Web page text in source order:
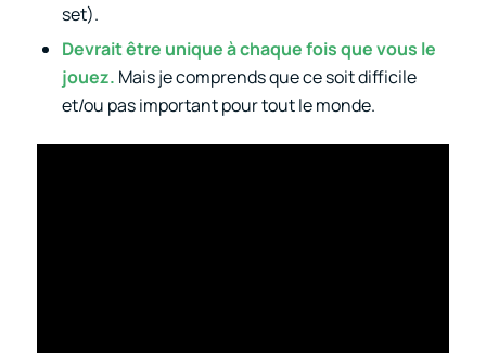
set).
Devrait être unique à chaque fois que vous le
jouez. Mais je comprends que ce soit difficile
et/ou pas important pour tout le monde.